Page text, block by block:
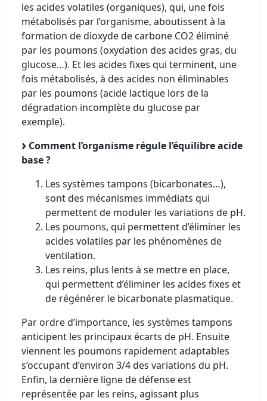
les acides volatiles (organiques), qui, une fois
métabolisés par l’organisme, aboutissent à la
formation de dioxyde de carbone CO2 éliminé
par les poumons (oxydation des acides gras, du
glucose…). Et les acides fixes qui terminent, une
fois métabolisés, à des acides non éliminables
par les poumons (acide lactique lors de la
dégradation incomplète du glucose par
exemple).
Comment l’organisme régule l’équilibre acide
base ?
Les systèmes tampons (bicarbonates…),
sont des mécanismes immédiats qui
permettent de moduler les variations de pH.
Les poumons, qui permettent d’éliminer les
acides volatiles par les phénomènes de
ventilation.
Les reins, plus lents à se mettre en place,
qui permettent d’éliminer les acides fixes et
de régénérer le bicarbonate plasmatique.
Par ordre d’importance, les systèmes tampons
anticipent les principaux écarts de pH. Ensuite
viennent les poumons rapidement adaptables
s’occupant d’environ 3/4 des variations du pH.
Enfin, la dernière ligne de défense est
représentée par les reins, agissant plus